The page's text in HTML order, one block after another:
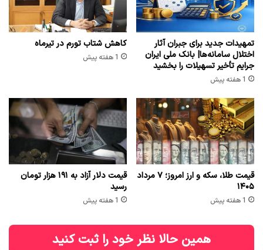
تمهیدات جدید برای جبران آثار
اختلال سامانه‌ها| بانک ملی ایران
جرایم تأخیر تسهیلات را بخشید
1 هفته پیش
کاهش شتاب تورم در تیرماه
1 هفته پیش
قیمت طلا، سکه و ارز امروز؛ ۷ مرداد
۱۴۰۵
1 هفته پیش
قیمت دلار آزاد به ۱۹۱ هزار تومان
رسید
1 هفته پیش
همین حالا نظر خود را ثبت کنید